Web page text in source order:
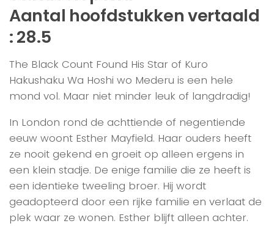
Aantal hoofdstukken vertaald
: 28.5
The Black Count Found His Star of Kuro
Hakushaku Wa Hoshi wo Mederu is een hele
mond vol. Maar niet minder leuk of langdradig!
In London rond de achttiende of negentiende
eeuw woont Esther Mayfield. Haar ouders heeft
ze nooit gekend en groeit op alleen ergens in
een klein stadje. De enige familie die ze heeft is
een identieke tweeling broer. Hij wordt
geadopteerd door een rijke familie en verlaat de
plek waar ze wonen. Esther blijft alleen achter.